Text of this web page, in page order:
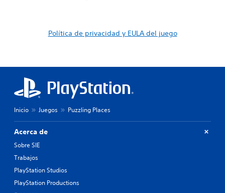
Política de privacidad y EULA del juego
Inicio Juegos Puzzling Places
Acerca de
Sobre SIE
Trabajos
PlayStation Studios
PlayStation Productions